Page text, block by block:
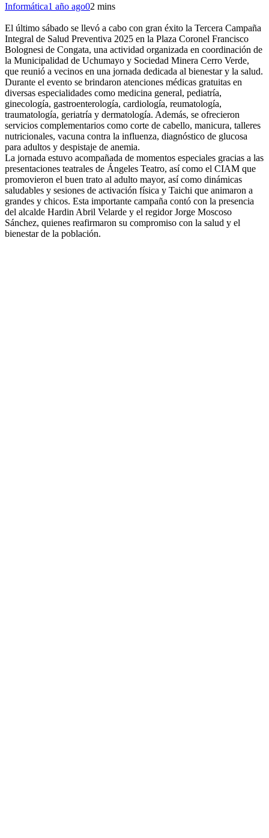
Informática1 año ago02 mins
El último sábado se llevó a cabo con gran éxito la Tercera Campaña
Integral de Salud Preventiva 2025 en la Plaza Coronel Francisco
Bolognesi de Congata, una actividad organizada en coordinación de
la Municipalidad de Uchumayo y Sociedad Minera Cerro Verde,
que reunió a vecinos en una jornada dedicada al bienestar y la salud.
Durante el evento se brindaron atenciones médicas gratuitas en
diversas especialidades como medicina general, pediatría,
ginecología, gastroenterología, cardiología, reumatología,
traumatología, geriatría y dermatología. Además, se ofrecieron
servicios complementarios como corte de cabello, manicura, talleres
nutricionales, vacuna contra la influenza, diagnóstico de glucosa
para adultos y despistaje de anemia.
La jornada estuvo acompañada de momentos especiales gracias a las
presentaciones teatrales de Ángeles Teatro, así como el CIAM que
promovieron el buen trato al adulto mayor, así como dinámicas
saludables y sesiones de activación física y Taichi que animaron a
grandes y chicos. Esta importante campaña contó con la presencia
del alcalde Hardin Abril Velarde y el regidor Jorge Moscoso
Sánchez, quienes reafirmaron su compromiso con la salud y el
bienestar de la población.